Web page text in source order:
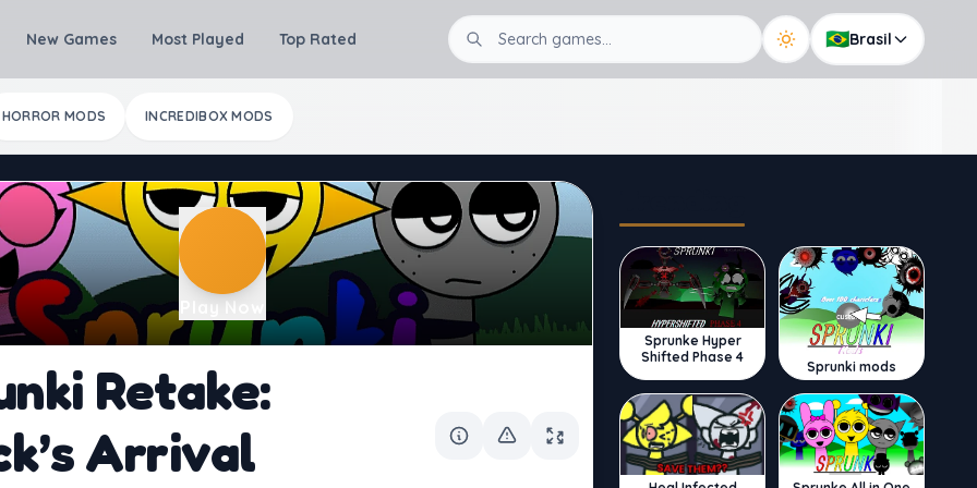
New Games Most Played Top Rated 🇧🇷Brasil
HORROR MODS INCREDIBOX MODS
Play Now
Retake:
Arrival
Sprunke Hyper
Shifted Phase 4
Sprunki mods